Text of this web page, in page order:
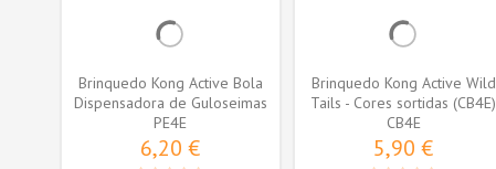
Brinquedo Kong Active Bola
Dispensadora de Guloseimas
(PE4E)
PE4E
6,20 €
Brinquedo Kong Active Wild
Tails - Cores sortidas (CB4E)
CB4E
5,90 €